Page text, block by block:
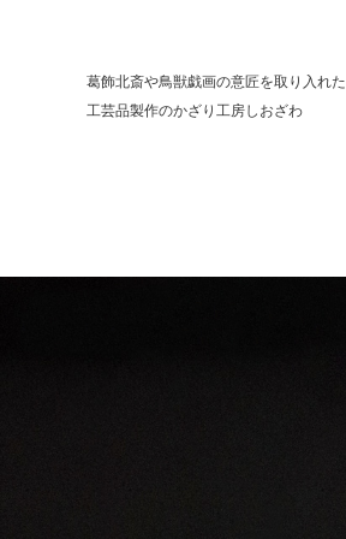
葛飾北斎や⿃獣戯画の意匠を取り⼊れた
⼯芸品製作のかざり⼯房しおざわ